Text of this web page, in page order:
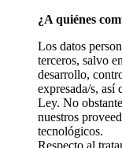
¿A quiénes
Los datos
terceros, salvo
desarrollo,
expresada/s, así
Ley. No
nuestros
tecnológicos.
Respecto al